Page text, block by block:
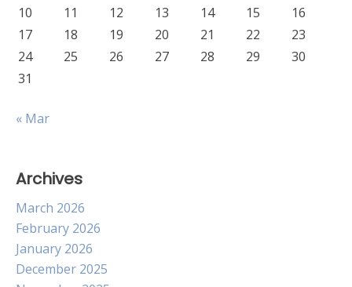
10
11 12 13 14 15
16
17
18 19 20 21 22
23
24
25 26 27 28 29
30
31
« Mar
Archives
March 2026
February 2026
January 2026
December 2025